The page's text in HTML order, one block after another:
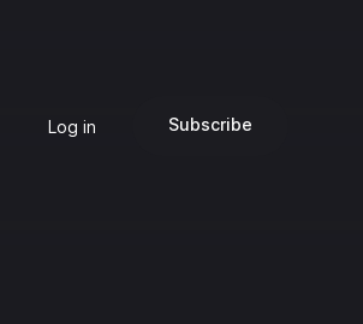
Log in Subscribe